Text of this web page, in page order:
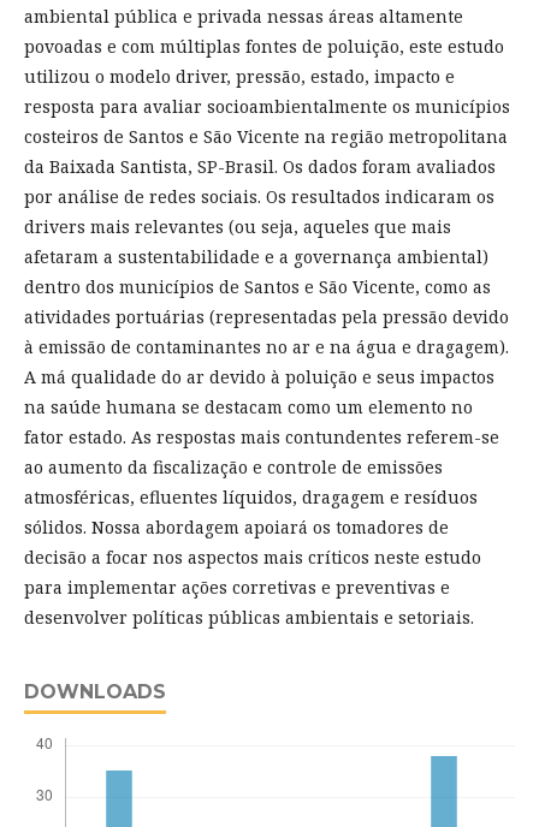
ambiental pública e privada nessas áreas altamente
povoadas e com múltiplas fontes de poluição, este estudo
utilizou o modelo driver, pressão, estado, impacto e
resposta para avaliar socioambientalmente os municípios
costeiros de Santos e São Vicente na região metropolitana
da Baixada Santista, SP-Brasil. Os dados foram avaliados
por análise de redes sociais. Os resultados indicaram os
drivers mais relevantes (ou seja, aqueles que mais
afetaram a sustentabilidade e a governança ambiental)
dentro dos municípios de Santos e São Vicente, como as
atividades portuárias (representadas pela pressão devido
à emissão de contaminantes no ar e na água e dragagem).
A má qualidade do ar devido à poluição e seus impactos
na saúde humana se destacam como um elemento no
fator estado. As respostas mais contundentes referem-se
ao aumento da fiscalização e controle de emissões
atmosféricas, efluentes líquidos, dragagem e resíduos
sólidos. Nossa abordagem apoiará os tomadores de
decisão a focar nos aspectos mais críticos neste estudo
para implementar ações corretivas e preventivas e
desenvolver políticas públicas ambientais e setoriais.
DOWNLOADS